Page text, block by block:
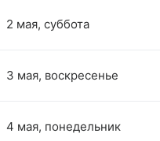
2 мая, суббота
3 мая, воскресенье
4 мая, понедельник